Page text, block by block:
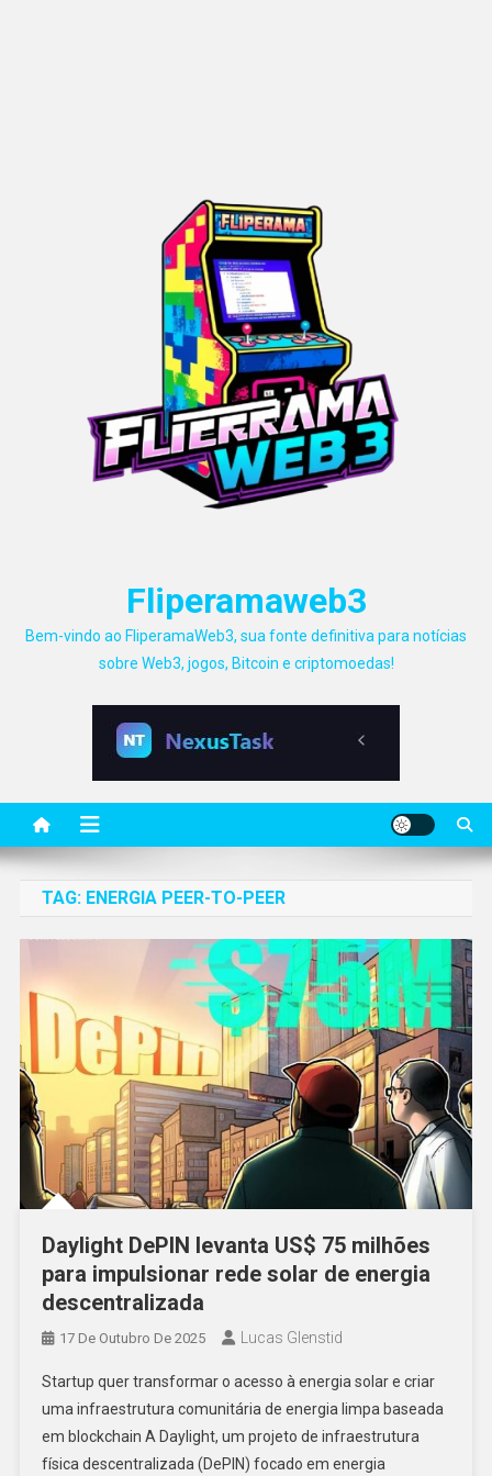
Fliperamaweb3
Bem-vindo ao FliperamaWeb3, sua fonte definitiva para notícias
sobre Web3, jogos, Bitcoin e criptomoedas!
TAG: ENERGIA PEER-TO-PEER
Daylight DePIN levanta US$ 75 milhões
para impulsionar rede solar de energia
descentralizada
17 De Outubro De 2025 Lucas Glenstid
Startup quer transformar o acesso à energia solar e criar
uma infraestrutura comunitária de energia limpa baseada
em blockchain A Daylight, um projeto de infraestrutura
física descentralizada (DePIN) focado em energia